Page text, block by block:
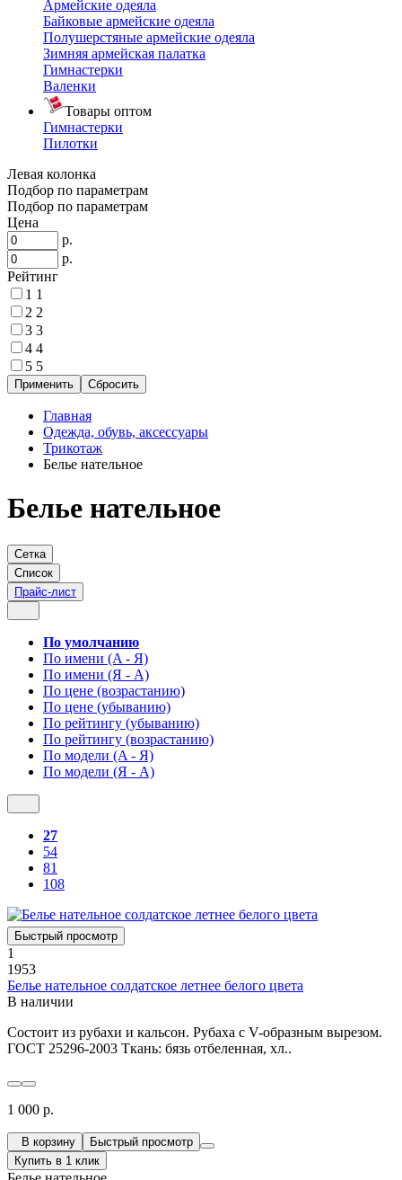
Армейские одеяла
Байковые армейские одеяла
Полушерстяные армейские одеяла
Зимняя армейская палатка
Гимнастерки
Валенки
Товары оптом
Гимнастерки
Пилотки
Левая колонка
Подбор по параметрам
Подбор по параметрам
Цена
р.
р.
Рейтинг
1 1
2 2
3 3
4 4
5 5
Главная
Одежда, обувь, аксессуары
Трикотаж
Белье нательное
Белье нательное
Сетка
Список
Прайс-лист
По умолчанию
По имени (A - Я)
По имени (Я - A)
По цене (возрастанию)
По цене (убыванию)
По рейтингу (убыванию)
По рейтингу (возрастанию)
По модели (A - Я)
По модели (Я - A)
27
54
81
108
Быстрый просмотр
1
1953
Белье нательное солдатское летнее белого цвета
В наличии
Состоит из рубахи и кальсон. Рубаха с V-образным вырезом.
ГОСТ 25296-2003 Ткань: бязь отбеленная, хл..
1 000 р.
В корзину
Быстрый просмотр
Купить в 1 клик